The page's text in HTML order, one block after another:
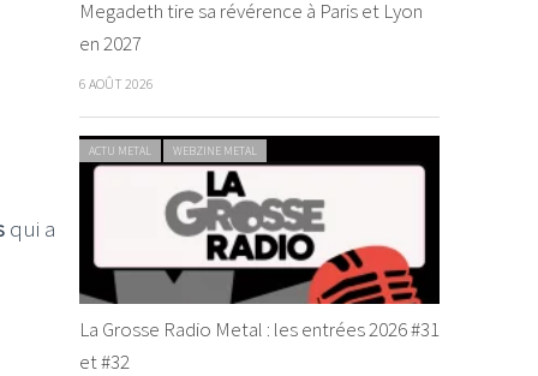
qui a
Megadeth tire sa révérence à Paris et Lyon
en 2027
6 AOÛT 2026
ACTU METAL WEBZINE METAL
La Grosse Radio Metal : les entrées 2026 #31
et #32